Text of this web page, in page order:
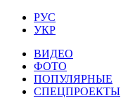
РУС
УКР
ВИДЕО
ФОТО
ПОПУЛЯРНЫЕ
СПЕЦПРОЕКТЫ